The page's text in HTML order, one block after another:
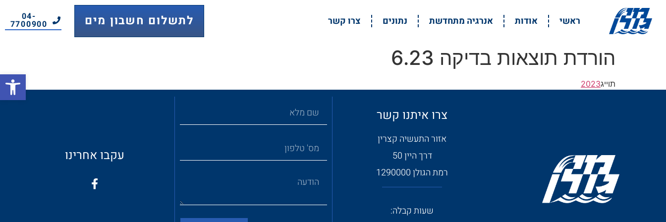
ראשי אודות אנרגיה מתחדשת נתונים צרו קשר לתשלום חשבון מים 04-
7700900
הורדת תוצאות בדיקה 6.23
תוייג2023
צרו איתנו קשר
אזור התעשיה קצרין
דרך היין 50
רמת הגולן 1290000
שעות קבלה:
עקבו אחרינו